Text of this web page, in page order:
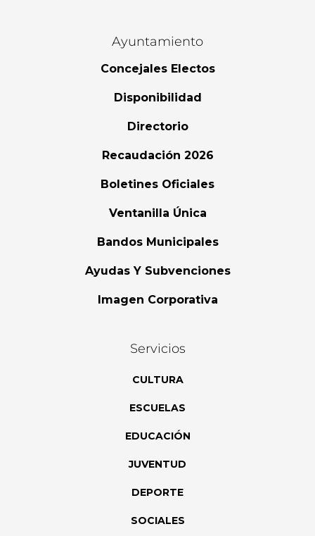
Ayuntamiento
Concejales Electos
Disponibilidad
Directorio
Recaudación 2026
Boletines Oficiales
Ventanilla Única
Bandos Municipales
Ayudas Y Subvenciones
Imagen Corporativa
Servicios
CULTURA
ESCUELAS
EDUCACIÓN
JUVENTUD
DEPORTE
SOCIALES